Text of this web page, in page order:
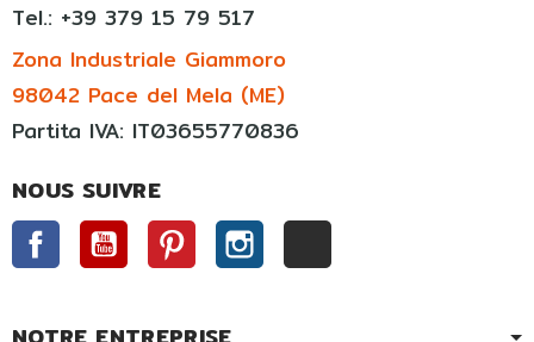
Tel.: +39 379 15 79 517
Zona Industriale Giammoro
98042 Pace del Mela (ME)
Partita IVA: IT03655770836
NOUS SUIVRE
FacebookYouTube PinterestInstagram